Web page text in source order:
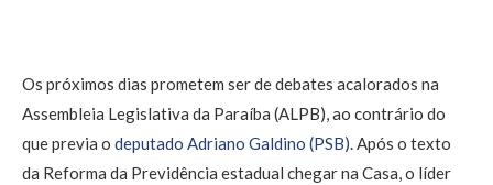
Os próximos dias prometem ser de debates acalorados na
Assembleia Legislativa da Paraíba (ALPB), ao contrário do
que previa o deputado Adriano Galdino (PSB). Após o texto
da Reforma da Previdência estadual chegar na Casa, o líder